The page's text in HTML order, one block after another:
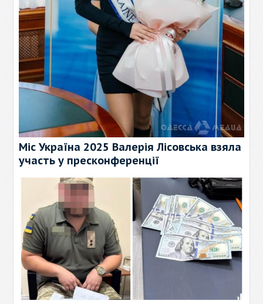
Міс Україна 2025 Валерія Лісовська взяла
участь у пресконференції